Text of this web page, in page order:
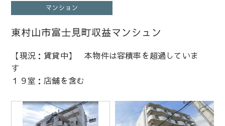
マンション
東村山市富士見町収益マンシュン
【現況：賃貸中】 本物件は容積率を超過していま
す
１９室：店舗を含む